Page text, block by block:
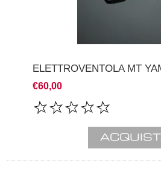
ELETTROVENTOLA MT
€60,00